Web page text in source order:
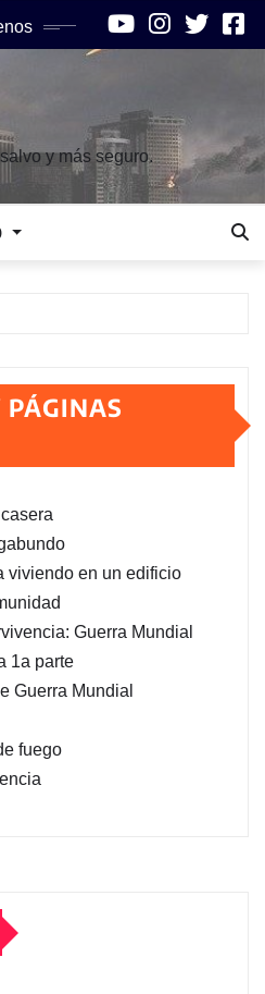
y más seguro.
viviendo en un edificio
Guerra Mundial
1a parte
Guerra Mundial
fuego